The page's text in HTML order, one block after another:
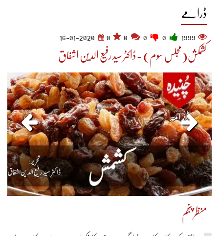
ڈرامے
1999
0
16-01-2020
کشمکش(مجلس سوم) - ڈاکٹر سید رفیع الدین اشفاق
منظر پنجم